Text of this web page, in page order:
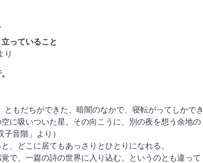
っていること
り
もだちができた、暗闇のなかで、寝転がってしかでき
に吸いついた星、その向こうに、別の夜を想う余地の
音階」より）
、どこに居てもあっさりとひとりになれる。
で、一篇の詩の世界に入り込む、というのとも違って